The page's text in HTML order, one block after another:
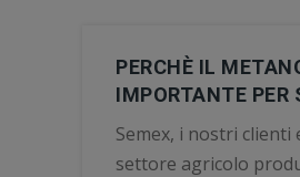
PERCHÈ IL
IMPORTANTE PER
Semex, i nostri clienti
settore agricolo